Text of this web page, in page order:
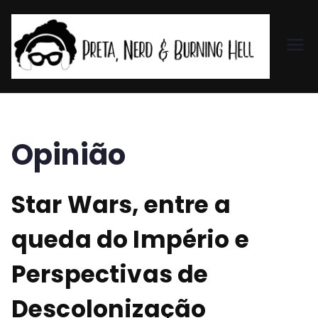
et
Opinião
Star Wars, entre a
queda do Império e
Perspectivas de
Descolonização